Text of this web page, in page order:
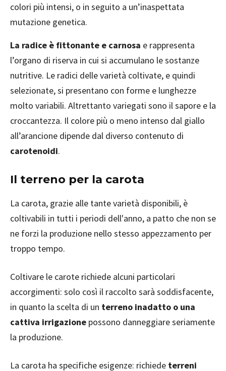
colori più intensi, o in seguito a un’inaspettata
mutazione genetica.
La radice è fittonante e carnosa e rappresenta
l’organo di riserva in cui si accumulano le sostanze
nutritive. Le radici delle varietà coltivate, e quindi
selezionate, si presentano con forme e lunghezze
molto variabili. Altrettanto variegati sono il sapore e la
croccantezza. Il colore più o meno intenso dal giallo
all’arancione dipende dal diverso contenuto di
carotenoidi.
Il terreno per la carota
La carota, grazie alle tante varietà disponibili, è
coltivabili in tutti i periodi dell'anno, a patto che non se
ne forzi la produzione nello stesso appezzamento per
troppo tempo.
Coltivare le carote richiede alcuni particolari
accorgimenti: solo così il raccolto sarà soddisfacente,
in quanto la scelta di un terreno inadatto o una
cattiva irrigazione possono danneggiare seriamente
la produzione.
La carota ha specifiche esigenze: richiede terreni